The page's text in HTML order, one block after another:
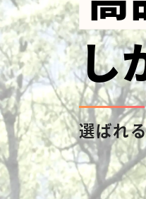
し
選ばれ